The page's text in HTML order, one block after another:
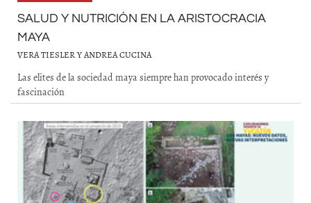
SALUD Y NUTRICIÓN EN LA ARISTOCRACIA
MAYA
VERA TIESLER Y ANDREA CUCINA
Las elites de la sociedad maya siempre han provocado interés y
fascinación